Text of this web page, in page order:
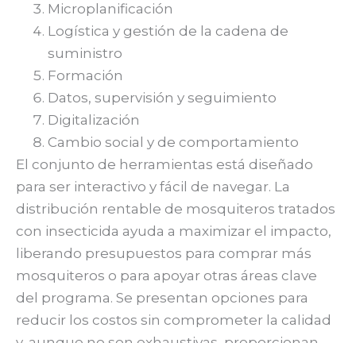
Microplanificación
Logística y gestión de la cadena de
suministro
Formación
Datos, supervisión y seguimiento
Digitalización
Cambio social y de comportamiento
El conjunto de herramientas está diseñado
para ser interactivo y fácil de navegar. La
distribución rentable de mosquiteros tratados
con insecticida ayuda a maximizar el impacto,
liberando presupuestos para comprar más
mosquiteros o para apoyar otras áreas clave
del programa. Se presentan opciones para
reducir los costos sin comprometer la calidad